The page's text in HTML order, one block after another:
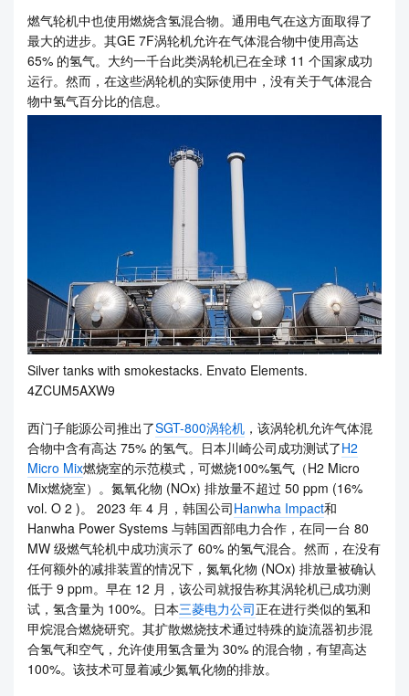
燃气轮机中也使用燃烧含氢混合物。通用电气在这方面取得了
最大的进步。其GE 7F涡轮机允许在气体混合物中使用高达
65% 的氢气。大约一千台此类涡轮机已在全球 11 个国家成功
运行。然而，在这些涡轮机的实际使用中，没有关于气体混合
物中氢气百分比的信息。
Silver tanks with smokestacks. Envato Elements.
4ZCUM5AXW9
西门子能源公司推出了SGT-800涡轮机 ，该涡轮机允许气体混
合物中含有高达 75% 的氢气。日本川崎公司成功测试了H2
Micro Mix燃烧室的示范模式，可燃烧100%氢气（H2 Micro
Mix燃烧室）。氮氧化物 (NOx) 排放量不超过 50 ppm (16%
vol. O 2 )。 2023 年 4 月，韩国公司Hanwha Impact和
Hanwha Power Systems 与韩国西部电力合作，在同一台 80
MW 级燃气轮机中成功演示了 60% 的氢气混合。然而，在没有
任何额外的减排装置的情况下，氮氧化物 (NOx) 排放量被确认
低于 9 ppm。早在 12 月，该公司就报告称其涡轮机已成功测
试，氢含量为 100%。日本三菱电力公司正在进行类似的氢和
甲烷混合燃烧研究。其扩散燃烧技术通过特殊的旋流器初步混
合氢气和空气，允许使用氢含量为 30% 的混合物，有望高达
100%。该技术可显着减少氮氧化物的排放。